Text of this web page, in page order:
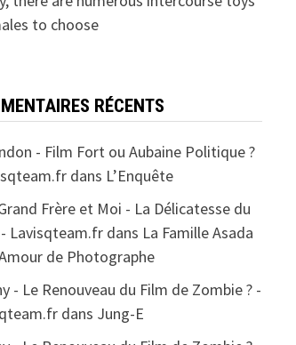
to choose
RÉCENTS
- Film Fort ou Aubaine Politique ?
dans L’Enquête
Frère et Moi - La Délicatesse du
- Lavisqteam.frdans La Famille Asada
de Photographe
- Le Renouveau du Film de Zombie ? -
dans Jung-E